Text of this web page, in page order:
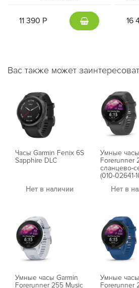
11 390 Р 16
Вас также может
Часы Garmin Fenix 6S
Sapphire DLC
Нет в наличии
Умные часы Garmin
Forerunner 255 Music
Умные
Forerunner
сланцево-
(010-02641-
Нет в
Умные
Forerunner